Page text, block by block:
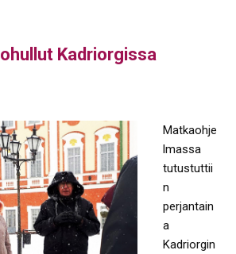
Kadriorgissa
Matkaohje
lmassa
tutustuttii
n
perjantain
a
Kadriorgin